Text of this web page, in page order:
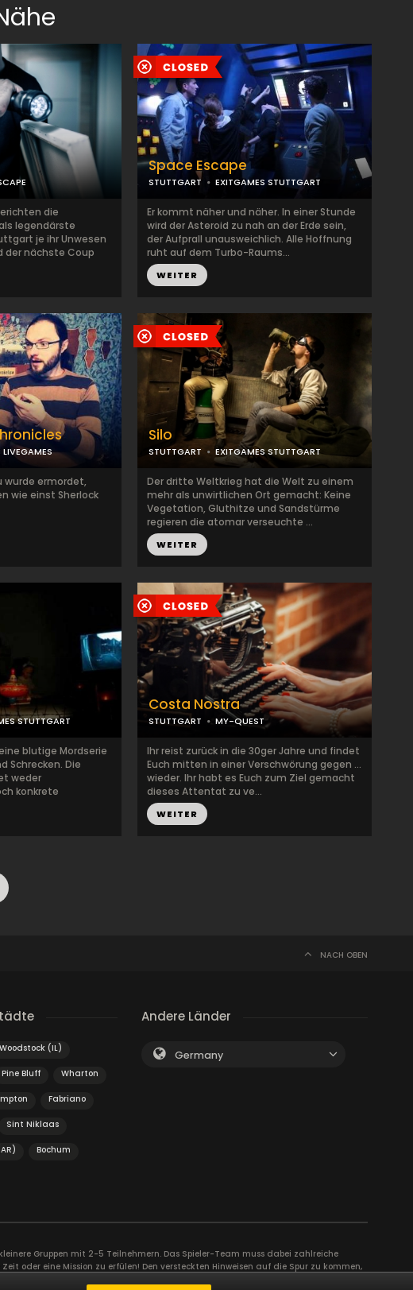
die
legendärste
je ihr Unwesen
der nächste Coup
Space Escape
STUTTGART EXITGAMES STUTTGART
Er kommt näher und näher. In einer Stunde
wird der Asteroid zu nah an der Erde sein,
der Aufprall unausweichlich. Alle Hoffnung
ruht auf dem Turbo-Raums...
WEITER
LIVEGAMES
wurde ermordet,
wie einst Sherlock
Silo
STUTTGART EXITGAMES STUTTGART
Der dritte Weltkrieg hat die Welt zu einem
mehr als unwirtlichen Ort gemacht: Keine
Vegetation, Gluthitze und Sandstürme
regieren die atomar verseuchte ...
WEITER
STUTTGART
blutige Mordserie
Schrecken. Die
weder
konkrete
Costa Nostra
STUTTGART MY-QUEST
Ihr reist zurück in die 30ger Jahre und findet
Euch mitten in einer Verschwörung gegen …
wieder. Ihr habt es Euch zum Ziel gemacht
dieses Attentat zu ve...
WEITER
NACH OBEN
Woodstock (IL)
Pine Bluff Wharton
Fabriano
Sint Niklaas
Bochum
Andere Länder
Germany
Gruppen mit 2-5 Teilnehmern. Das Spieler-Team muss dabei zahlreiche
oder eine Mission zu erfülen! Den versteckten Hinweisen auf die Spur zu kommen,